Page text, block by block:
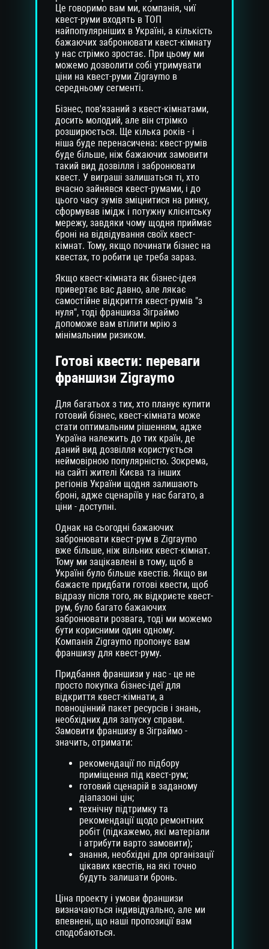
Це говоримо вам ми, компанія, чиї
квест-руми входять в ТОП
найпопулярніших в Україні, а кількість
бажаючих забронювати квест-кімнату
у нас стрімко зростає. При цьому ми
можемо дозволити собі утримувати
ціни на квест-руми Zigraymo в
середньому сегменті.
Бізнес, пов'язаний з квест-кімнатами,
досить молодий, але він стрімко
розширюється. Ще кілька років - і
ніша буде перенасичена: квест-румів
буде більше, ніж бажаючих замовити
такий вид дозвілля і забронювати
квест. У виграші залишаться ті, хто
вчасно зайнявся квест-румами, і до
цього часу зумів зміцнитися на ринку,
сформував імідж і потужну клієнтську
мережу, завдяки чому щодня приймає
броні на відвідування своїх квест-
кімнат. Тому, якщо починати бізнес на
квестах, то робити це треба зараз.
Якщо квест-кімната як бізнес-ідея
привертає вас давно, але лякає
самостійне відкриття квест-румів "з
нуля", тоді франшиза Зіграймо
допоможе вам втілити мрію з
мінімальним ризиком.
Готові квести: переваги
франшизи Zigraymo
Для багатьох з тих, хто планує купити
готовий бізнес, квест-кімната може
стати оптимальним рішенням, адже
Україна належить до тих країн, де
даний вид дозвілля користується
неймовірною популярністю. Зокрема,
на сайті жителі Києва та інших
регіонів України щодня залишають
броні, адже сценаріїв у нас багато, а
ціни - доступні.
Однак на сьогодні бажаючих
забронювати квест-рум в Zigraymo
вже більше, ніж вільних квест-кімнат.
Тому ми зацікавлені в тому, щоб в
Україні було більше квестів. Якщо ви
бажаєте придбати готові квести, щоб
відразу після того, як відкриєте квест-
рум, було багато бажаючих
забронювати розвага, тоді ми можемо
бути корисними один одному.
Компанія Zigraymo пропонує вам
франшизу для квест-руму.
Придбання франшизи у нас - це не
просто покупка бізнес-ідеї для
відкриття квест-кімнати, а
повноцінний пакет ресурсів і знань,
необхідних для запуску справи.
Замовити франшизу в Зіграймо -
значить, отримати:
рекомендації по підбору
приміщення під квест-рум;
готовий сценарій в заданому
діапазоні цін;
технічну підтримку та
рекомендації щодо ремонтних
робіт (підкажемо, які матеріали
і атрибути варто замовити);
знання, необхідні для організації
цікавих квестів, на які точно
будуть залишати бронь.
Ціна проекту і умови франшизи
визначаються індивідуально, але ми
впевнені, що наші пропозиції вам
сподобаються.